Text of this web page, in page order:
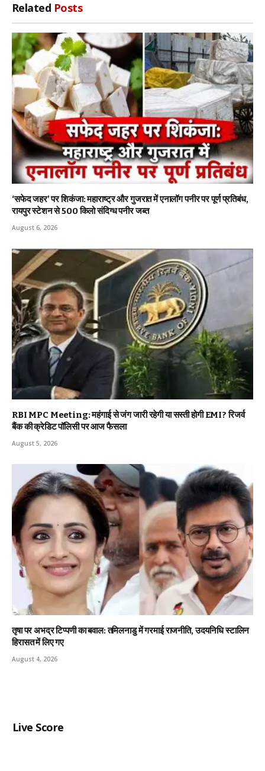
Related Posts
‘सफेद जहर’ पर शिकंजा: महाराष्ट्र और गुजरात में एनालॉग पनीर पर पूर्ण प्रतिबंध,
रायपुर स्टेशन से 500 किलो संदिग्ध पनीर जब्त
August 6, 2026
RBI MPC Meeting: महंगाई से जंग जारी रहेगी या सस्ती होगी EMI? रिजर्व
बैंक की क्रेडिट पॉलिसी पर आज फैसला
August 5, 2026
तृषा पर अभद्र टिप्पणी का बवाल: तमिलनाडु में गरमाई राजनीति, उदयनिधि स्टालिन
हिरासत में लिए गए
August 4, 2026
Live Score